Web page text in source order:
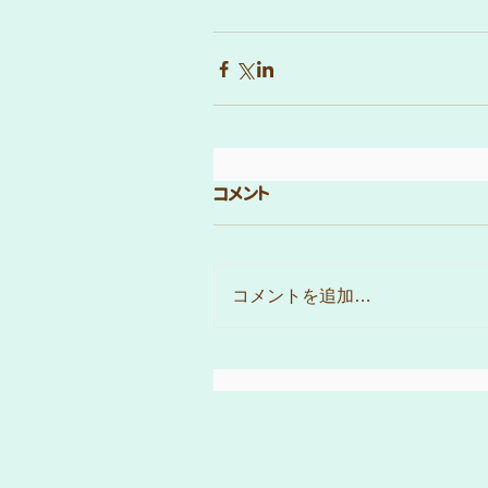
コメント
コメントを追加…